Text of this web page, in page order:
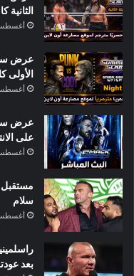
الثانية
أغسطس 7,
الأولى
أغسطس 7,
على
أغسطس 7,
مستقبل
سلام
أغسطس 7,
بعد